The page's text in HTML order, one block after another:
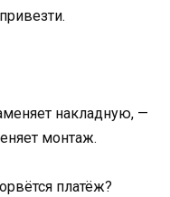
накладную, —
монтаж.
платёж?